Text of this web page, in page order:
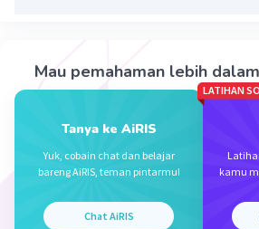
Jawaban: D
Beri Rating·0.0
Mau pemahaman lebih
Tanya ke AiRIS
Yuk, cobain chat dan belajar
bareng AiRIS, teman pintarmu!
Chat AiRIS
LATIHAN
kamu